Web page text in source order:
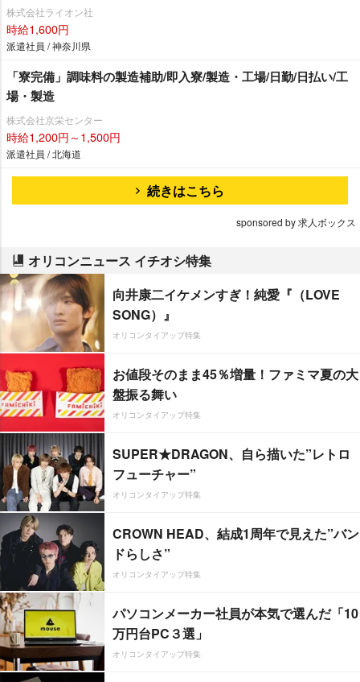
株式会社ライオン社
時給1,600円
派遣社員 / 神奈川県
「寮完備」調味料の製造補助/即入寮/製造・工場/日勤/日払い/工
場・製造
株式会社京栄センター
時給1,200円～1,500円
派遣社員 / 北海道
続きはこちら
sponsored by 求人ボックス
オリコンニュース イチオシ特集
向井康二イケメンすぎ！純愛『（LOVE
SONG）』
オリコンタイアップ特集
お値段そのまま45％増量！ファミマ夏の大
盤振る舞い
オリコンタイアップ特集
SUPER★DRAGON、自ら描いた”レトロ
フューチャー”
オリコンタイアップ特集
CROWN HEAD、結成1周年で見えた”バン
ドらしさ”
オリコンタイアップ特集
パソコンメーカー社員が本気で選んだ「10
万円台PC３選」
オリコンタイアップ特集